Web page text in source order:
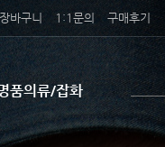
장바구니 1:1문의 구매후기
품의류/잡화